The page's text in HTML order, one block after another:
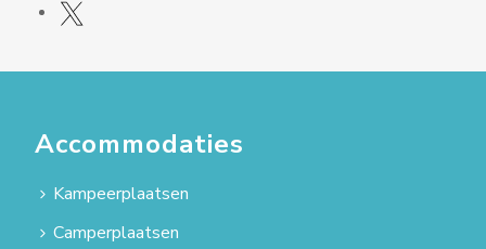
Accommodaties
Kampeerplaatsen
Camperplaatsen